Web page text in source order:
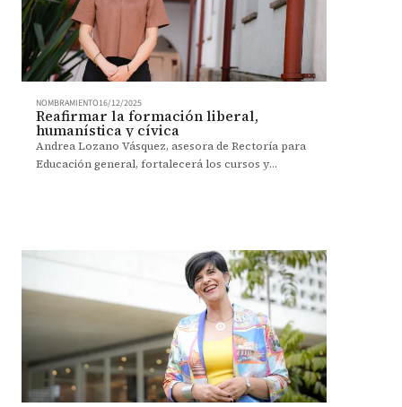
NOMBRAMIENTO16/12/2025
Reafirmar la formación liberal,
humanística y cívica
Andrea Lozano Vásquez, asesora de Rectoría para
Educación general, fortalecerá los cursos y